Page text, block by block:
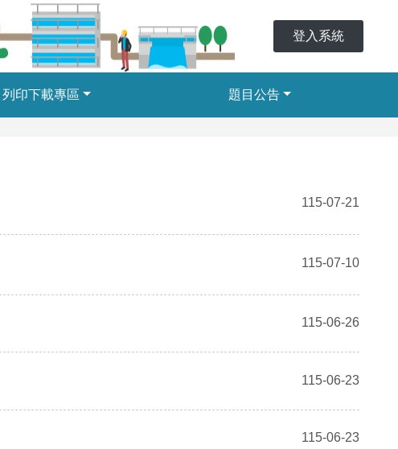
登入系統
列印下載專區 題目公告
115-07-21
115-07-10
115-06-26
115-06-23
115-06-23